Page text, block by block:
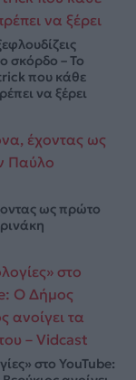
σκόρδο – Το
που κάθε
να ξέρει
ως πρώτο
στο YouTube: